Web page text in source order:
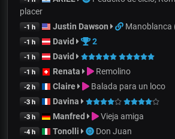
placer
-1 h Justin Dawson Manoblanca
-1 h David 2
-1 h David
-1 h Renata Remolino
-2 h Claire Balada para un loco
-3 h Davina
-3 h Manfred Vieja amiga
-4 h Tonolli Don Juan